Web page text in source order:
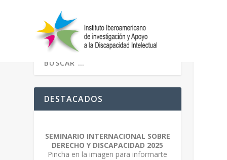
DESTACADOS
SEMINARIO INTERNACIONAL SOBRE
DERECHO Y DISCAPACIDAD 2025
Pincha en la imagen para informarte